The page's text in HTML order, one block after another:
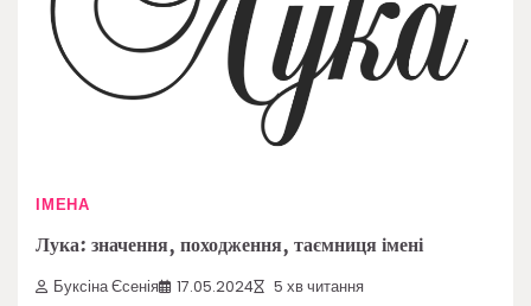
ІМЕНА
Лука: значення, походження, таємниця імені
Буксіна Єсенія 17.05.2024 5 хв читання